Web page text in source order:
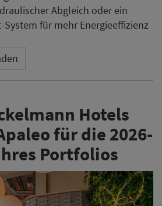
Abgleich oder ein
für mehr Energieeffizienz
Hotels
für die 2026-
Portfolios